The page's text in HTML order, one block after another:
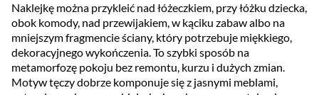
Naklejkę można przykleić nad łóżeczkiem, przy łóżku dziecka,
obok komody, nad przewijakiem, w kąciku zabaw albo na
mniejszym fragmencie ściany, który potrzebuje miękkiego,
dekoracyjnego wykończenia. To szybki sposób na
metamorfozę pokoju bez remontu, kurzu i dużych zmian.
Motyw tęczy dobrze komponuje się z jasnymi meblami,